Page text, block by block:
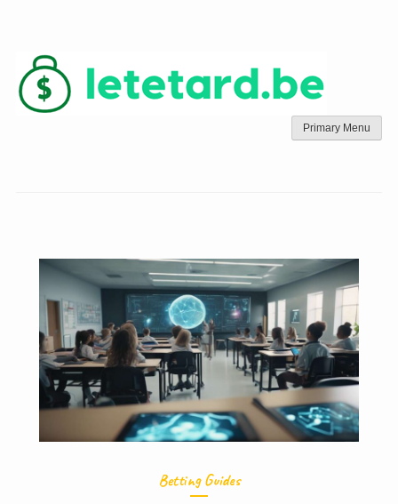
content
Primary Menu
Betting Guides